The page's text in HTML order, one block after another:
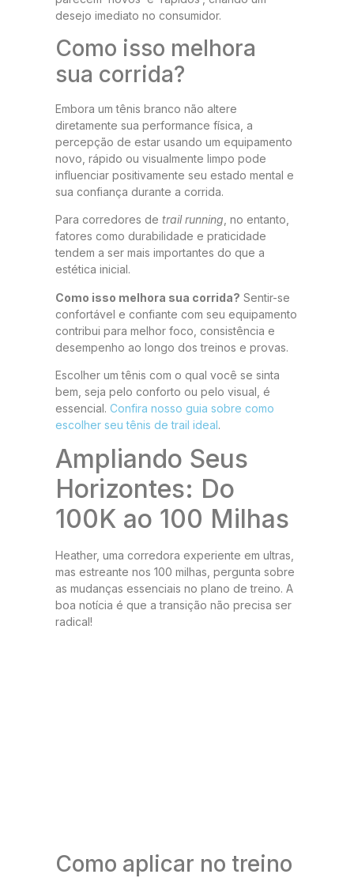
desejo imediato no consumidor.
Como isso melhora
sua corrida?
Embora um tênis branco não altere
diretamente sua performance física, a
percepção de estar usando um equipamento
novo, rápido ou visualmente limpo pode
influenciar positivamente seu estado mental e
sua confiança durante a corrida.
Para corredores de trail running , no entanto,
fatores como durabilidade e praticidade
tendem a ser mais importantes do que a
estética inicial.
Como isso melhora sua corrida? Sentir-se
confortável e confiante com seu equipamento
contribui para melhor foco, consistência e
desempenho ao longo dos treinos e provas.
Escolher um tênis com o qual você se sinta
bem, seja pelo conforto ou pelo visual, é
essencial. Confira nosso guia sobre como
escolher seu tênis de trail ideal.
Ampliando Seus
Horizontes: Do
100K ao 100 Milhas
Heather, uma corredora experiente em ultras,
mas estreante nos 100 milhas, pergunta sobre
as mudanças essenciais no plano de treino. A
boa notícia é que a transição não precisa ser
radical!
Como aplicar no treino